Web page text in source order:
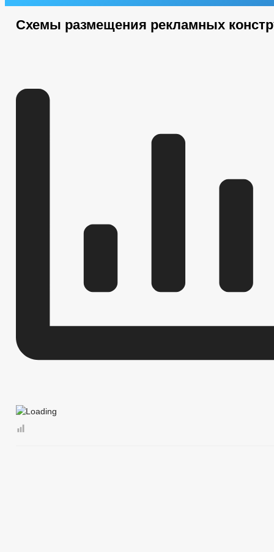
Схемы размещения рекламных